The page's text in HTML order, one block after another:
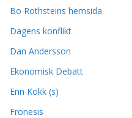
Bo Rothsteins hemsida
Dagens konflikt
Dan Andersson
Ekonomisk Debatt
Enn Kokk (s)
Fronesis